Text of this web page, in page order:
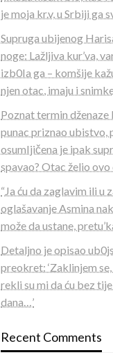
je moja kr.v, u Srbiji ga
Supruga ubijenog
noge: Lažljiva kur’va,
izb0Ia ga – komšije
njen otac, imaju i
Poznat termin
punac priznao ubistvo,
osumIjičena je ipak
spavao? Otac želio ovo
“Ja ću da zaglavim ili u
oglašavanje Asmina
može da ustane,
Detaljno je opisao
preokret: ‘Zaklinjem
rekli su mi da ću bez
dana…’
Recent Comments